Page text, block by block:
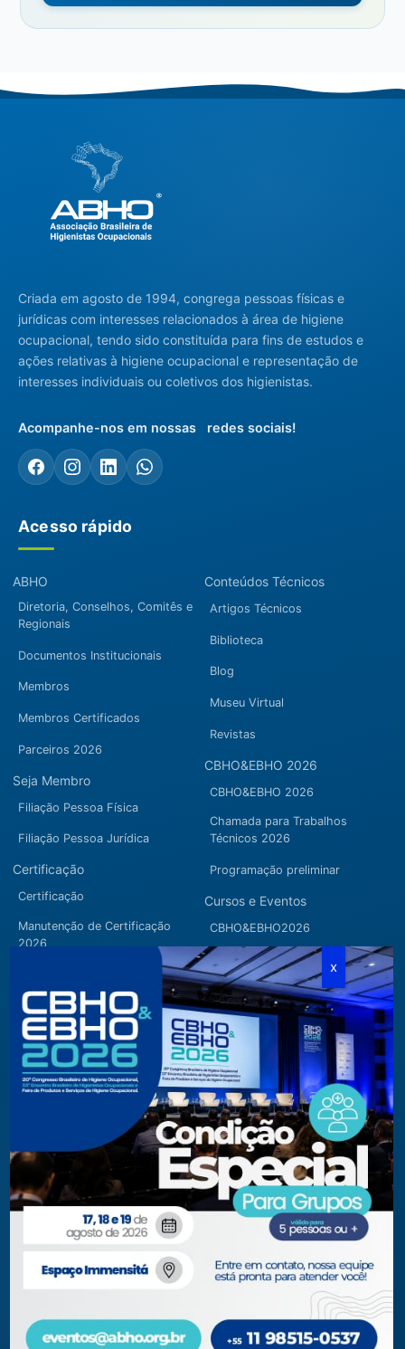
Criada em agosto de 1994, congrega pessoas físicas e
jurídicas com interesses relacionados à área de higiene
ocupacional, tendo sido constituída para fins de estudos e
ações relativas à higiene ocupacional e representação de
interesses individuais ou coletivos dos higienistas.
Acompanhe-nos em nossas redes sociais!
Acesso rápido
ABHO
Diretoria, Conselhos, Comitês e
Regionais
Documentos Institucionais
Membros
Membros Certificados
Parceiros 2026
Seja Membro
Filiação Pessoa Física
Filiação Pessoa Jurídica
Certificação
Certificação
Manutenção de Certificação
2026
Conteúdos Técnicos
Artigos Técnicos
Biblioteca
Blog
Museu Virtual
Revistas
CBHO&EBHO 2026
CBHO&EBHO 2026
Chamada para Trabalhos
Técnicos 2026
Programação preliminar
Cursos e Eventos
CBHO&EBHO2026
Cursos Modulares
Eventos Apoiados
Eventos Regionais
Loja
Fone/Fax:
+ 55 11 3081.5909 / 3081.1709
secretaria@abho.org.br
Rua Cardoso de Almeida, 167 CJ 121
WhatsApp: (11) 93938-9842